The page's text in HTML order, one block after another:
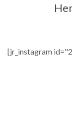
[jr_instagram